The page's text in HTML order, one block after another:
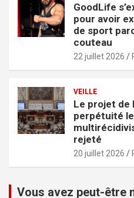
GoodLife
pour avoir
de sport
couteau
22 juillet 2026
VEILLE
Le projet de
perpétuité
rejeté
20 juillet 2026
Vous avez peut-être